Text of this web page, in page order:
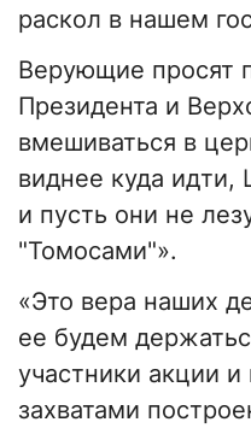
раскол в нашем
Верующие просят
Президента и
вмешиваться в
виднее куда
и пусть они не
"Томосами"».
«Это вера наших
ее будем
участники акции
захватами